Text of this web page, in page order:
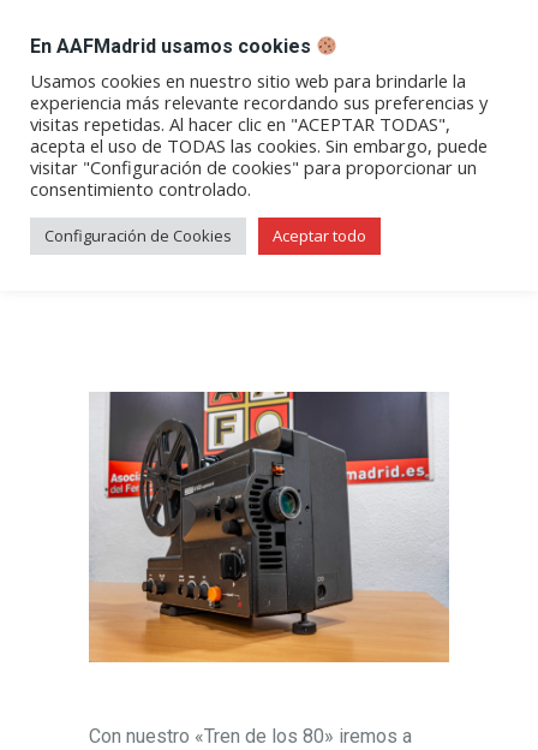
Abrir
enlace
en
una
ventana/pestaña
Abrir
enlace
en
una
ventana/pestaña
Abrir
enlace
en
una
ventana/pestaña
Abrir
enlace
en
una
Abrir
enlace
en
una
Líneas ferroviarias: Medina-
Salamanca y Salamanca-Ávila
(Por Paco Zabala)
Con nuestro «Tren de los 80» iremos a
En AAFMadrid usamos cookies
Usamos cookies en nuestro sitio web para brindarle la
experiencia más relevante recordando sus preferencias y
visitas repetidas. Al hacer clic en "ACEPTAR TODAS",
acepta el uso de TODAS las cookies. Sin embargo, puede
visitar "Configuración de cookies" para proporcionar un
consentimiento controlado.
Configuración de Cookies Aceptar todo